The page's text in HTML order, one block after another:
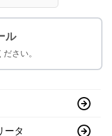
ル
さい。
ータ